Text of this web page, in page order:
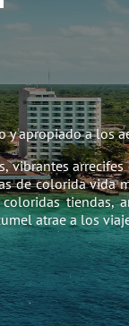
y apropiado a los
vibrantes
de colorida vida
tiendas,
atrae a los